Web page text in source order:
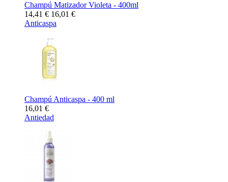
Champú Matizador Violeta - 400ml
14,41 € 16,01 €
Anticaspa
Champú Anticaspa - 400 ml
16,01 €
Antiedad